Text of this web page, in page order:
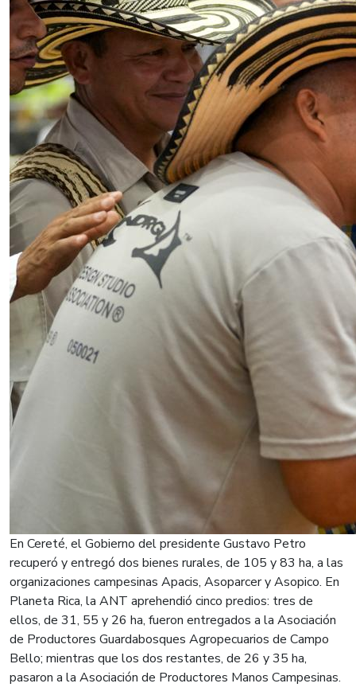
En Cereté, el Gobierno del presidente Gustavo Petro
recuperó y entregó dos bienes rurales, de 105 y 83 ha, a las
organizaciones campesinas Apacis, Asoparcer y Asopico. En
Planeta Rica, la ANT aprehendió cinco predios: tres de
ellos, de 31, 55 y 26 ha, fueron entregados a la Asociación
de Productores Guardabosques Agropecuarios de Campo
Bello; mientras que los dos restantes, de 26 y 35 ha,
pasaron a la Asociación de Productores Manos Campesinas.